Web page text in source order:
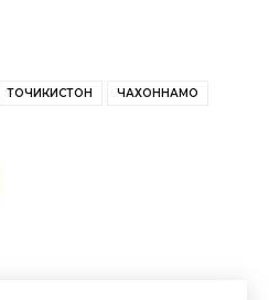
ТОЧИКИСТОН ЧАХОННАМО